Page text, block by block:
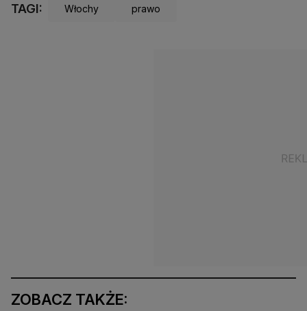
TAGI: Włochy prawo
ZOBACZ TAKŻE: